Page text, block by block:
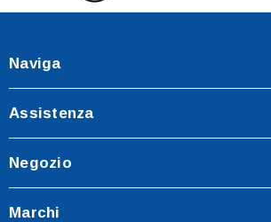
Naviga
Assistenza
Negozio
Marchi